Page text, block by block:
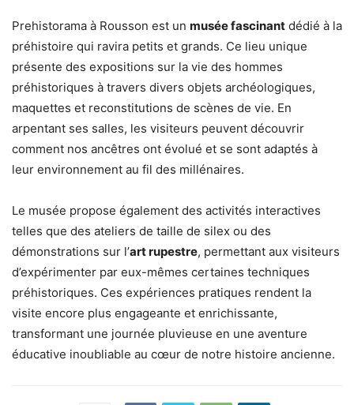
Prehistorama à Rousson est un musée fascinant dédié à la
préhistoire qui ravira petits et grands. Ce lieu unique
présente des expositions sur la vie des hommes
préhistoriques à travers divers objets archéologiques,
maquettes et reconstitutions de scènes de vie. En
arpentant ses salles, les visiteurs peuvent découvrir
comment nos ancêtres ont évolué et se sont adaptés à
leur environnement au fil des millénaires.
Le musée propose également des activités interactives
telles que des ateliers de taille de silex ou des
démonstrations sur l’art rupestre, permettant aux visiteurs
d’expérimenter par eux-mêmes certaines techniques
préhistoriques. Ces expériences pratiques rendent la
visite encore plus engageante et enrichissante,
transformant une journée pluvieuse en une aventure
éducative inoubliable au cœur de notre histoire ancienne.